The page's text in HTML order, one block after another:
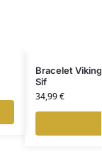
Bracelet
Sif
34,99€